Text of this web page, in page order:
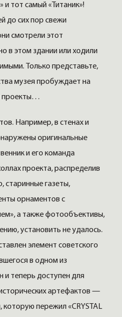
и тот самый «Титаник»!
до сих пор свежи
смотрели этот
в этом здании или ходили
Только представьте,
музея пробуждает на
проекты…
Например, в стенах и
оригинальные
и его команда
проекта, распределив
старинные газеты,
орнаментов с
а также фотообъективы,
установить не удалось.
элемент советского
в одном из
теперь доступен для
артефактов —
пережил «CRYSTAL